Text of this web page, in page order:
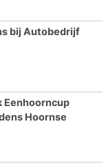
bij Autobedrijf
Eenhoorncup
Hoornse